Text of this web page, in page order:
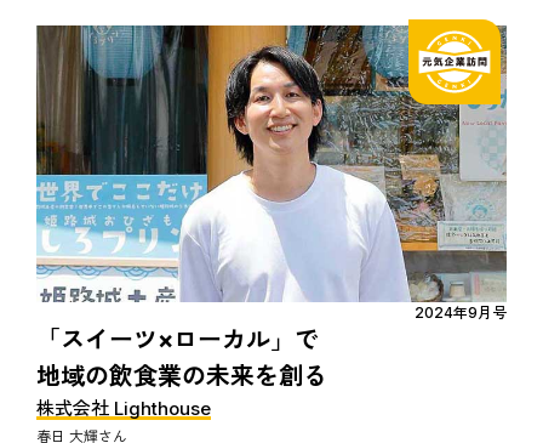
2024年9月号
「スイーツ×ローカル」で
地域の飲食業の未来を創る
株式会社 Lighthouse
春日 大輝